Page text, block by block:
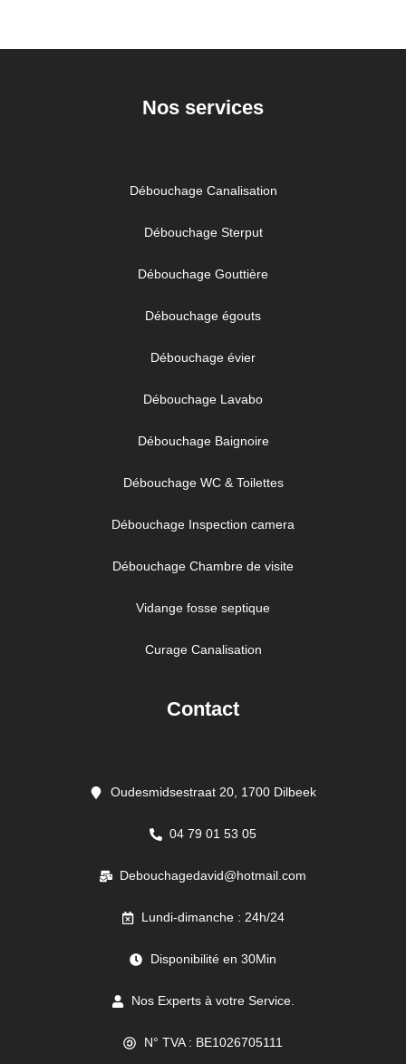
Nos services
Débouchage Canalisation
Débouchage Sterput
Débouchage Gouttière
Débouchage égouts
Débouchage évier
Débouchage Lavabo
Débouchage Baignoire
Débouchage WC & Toilettes
Débouchage Inspection camera
Débouchage Chambre de visite
Vidange fosse septique
Curage Canalisation
Contact
Oudesmidsestraat 20, 1700 Dilbeek
04 79 01 53 05
Debouchagedavid@hotmail.com
Lundi-dimanche : 24h/24
Disponibilité en 30Min
Nos Experts à votre Service.
N° TVA : BE1026705111